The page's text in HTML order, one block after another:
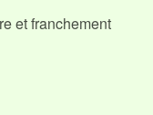
et franchement